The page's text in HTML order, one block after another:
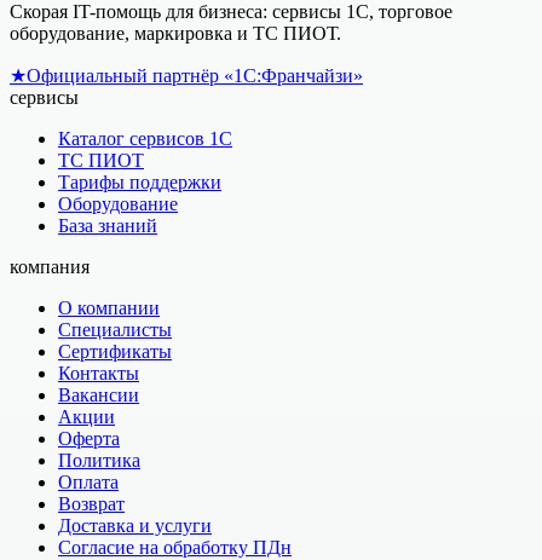
Скорая IT-помощь для бизнеса: сервисы 1С, торговое
оборудование, маркировка и ТС ПИОТ.
★Официальный партнёр «1С:Франчайзи»
сервисы
Каталог сервисов 1С
ТС ПИОТ
Тарифы поддержки
Оборудование
База знаний
компания
О компании
Специалисты
Сертификаты
Контакты
Вакансии
Акции
Оферта
Политика
Оплата
Возврат
Доставка и услуги
Согласие на обработку ПДн